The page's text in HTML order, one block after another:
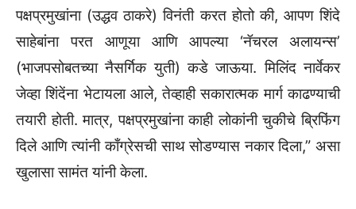
पक्षप्रमुखांना (उद्धव ठाकरे) विनंती करत होतो की, आपण शिंदे
साहेबांना परत आणूया आणि आपल्या ‘नॅचरल अलायन्स’
(भाजपसोबतच्या नैसर्गिक युती) कडे जाऊया. मिलिंद नार्वेकर
जेव्हा शिंदेंना भेटायला आले, तेव्हाही सकारात्मक मार्ग काढण्याची
तयारी होती. मात्र, पक्षप्रमुखांना काही लोकांनी चुकीचे ब्रिफिंग
दिले आणि त्यांनी काँग्रेसची साथ सोडण्यास नकार दिला,” असा
खुलासा सामंत यांनी केला.